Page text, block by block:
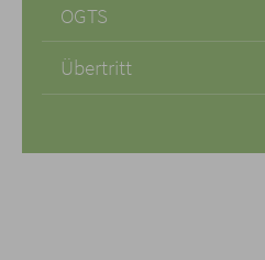
OGTS
Übertritt